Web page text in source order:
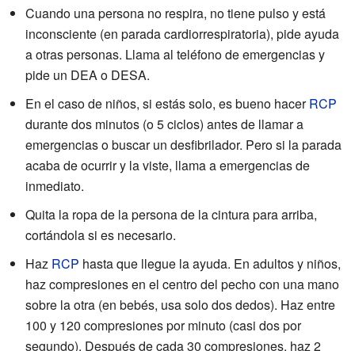
Cuando una persona no respira, no tiene pulso y está
inconsciente (en parada cardiorrespiratoria), pide ayuda
a otras personas. Llama al teléfono de emergencias y
pide un DEA o DESA.
En el caso de niños, si estás solo, es bueno hacerRCP
durante dos minutos (o 5 ciclos) antes de llamar a
emergencias o buscar un desfibrilador. Pero si la parada
acaba de ocurrir y la viste, llama a emergencias de
inmediato.
Quita la ropa de la persona de la cintura para arriba,
cortándola si es necesario.
Haz RCP hasta que llegue la ayuda. En adultos y niños,
haz compresiones en el centro del pecho con una mano
sobre la otra (en bebés, usa solo dos dedos). Haz entre
100 y 120 compresiones por minuto (casi dos por
segundo). Después de cada 30 compresiones, haz 2